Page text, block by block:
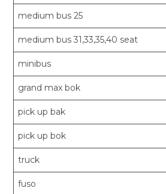
medium bus 25
medium bus 31,33,35,40 seat
minibus
grand max bok
pick up bak
pick up bok
truck
fuso